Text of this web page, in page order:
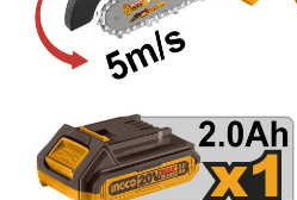
Tecnología
Camping